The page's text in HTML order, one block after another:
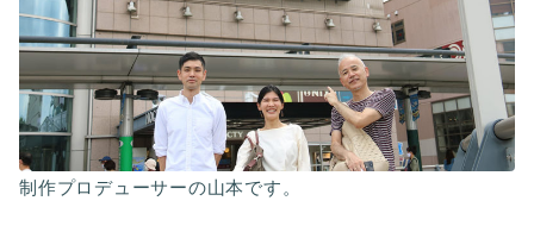
制作プロデューサーの山本です。